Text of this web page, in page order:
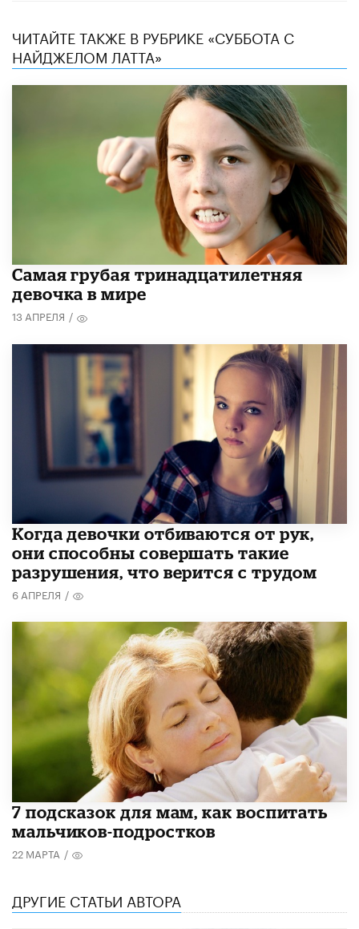
ЧИТАЙТЕ ТАКЖЕ В РУБРИКЕ «СУББОТА С
НАЙДЖЕЛОМ ЛАТТА»
Самая грубая тринадцатилетняя
девочка в мире
13 АПРЕЛЯ /
Когда девочки отбиваются от рук,
они способны совершать такие
разрушения, что верится с трудом
6 АПРЕЛЯ /
7 подсказок для мам, как воспитать
мальчиков-подростков
22 МАРТА /
ДРУГИЕ СТАТЬИ АВТОРА